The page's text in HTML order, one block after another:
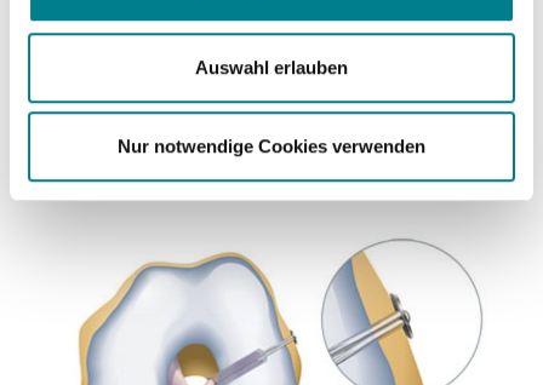
Auswahl erlauben
Nur notwendige Cookies verwenden
Kniegelenk mit Kreuzbändern und Menisken (Quelle: